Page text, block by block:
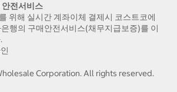
안전서비스
위해 실시간 계좌이체 결제시 코스트코에
행의 구매안전서비스(채무지급보증)를 이
Corporation.All rights reserved.